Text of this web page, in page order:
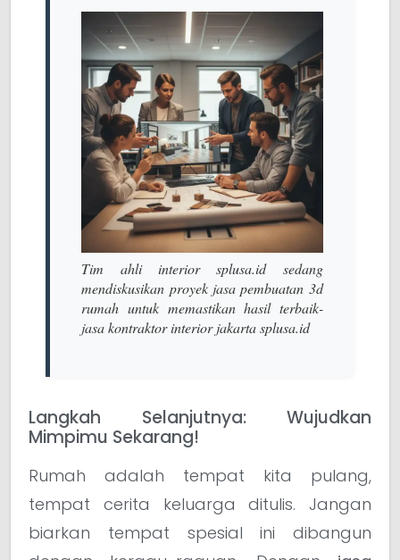
Tim ahli interior splusa.id sedang
mendiskusikan proyek jasa pembuatan 3d
rumah untuk memastikan hasil terbaik-
jasa kontraktor interior jakarta splusa.id
Langkah Selanjutnya: Wujudkan
Mimpimu Sekarang!
Rumah adalah tempat kita pulang,
tempat cerita keluarga ditulis. Jangan
biarkan tempat spesial ini dibangun